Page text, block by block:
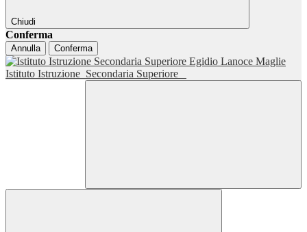
Chiudi
Conferma
Annulla Conferma
Istituto Istruzione Secondaria Superiore